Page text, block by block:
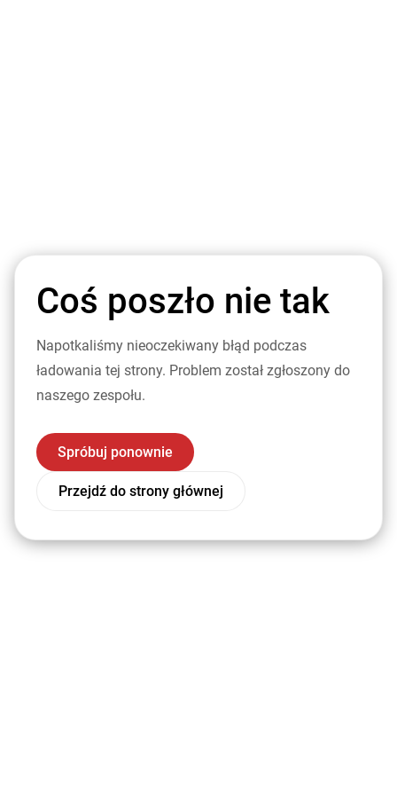
Coś poszło nie tak
Napotkaliśmy nieoczekiwany błąd podczas
ładowania tej strony. Problem został zgłoszony do
naszego zespołu.
Spróbuj ponownie
Przejdź do strony głównej